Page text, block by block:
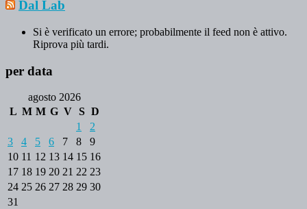
Dal Lab
Si è verificato un errore; probabilmente il feed non è attivo.
Riprova più tardi.
per data
agosto 2026
L M M G V S D
1
2
3
4 5 6 7 8
9
10 11 12 13 14 15 16
17 18 19 20 21 22 23
24 25 26 27 28 29 30
31